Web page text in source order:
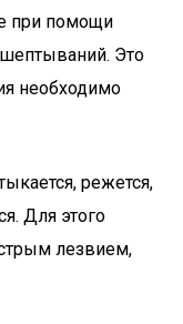
при помощи
Это
необходимо
режется,
Для этого
лезвием,